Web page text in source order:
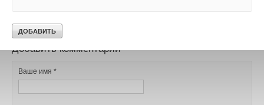
Добавить комментарий
Ваше имя *